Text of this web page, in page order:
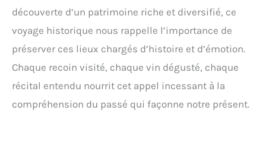
découverte d’un patrimoine riche et diversifié, ce
voyage historique nous rappelle l’importance de
préserver ces lieux chargés d’histoire et d’émotion.
Chaque recoin visité, chaque vin dégusté, chaque
récital entendu nourrit cet appel incessant à la
compréhension du passé qui façonne notre présent.